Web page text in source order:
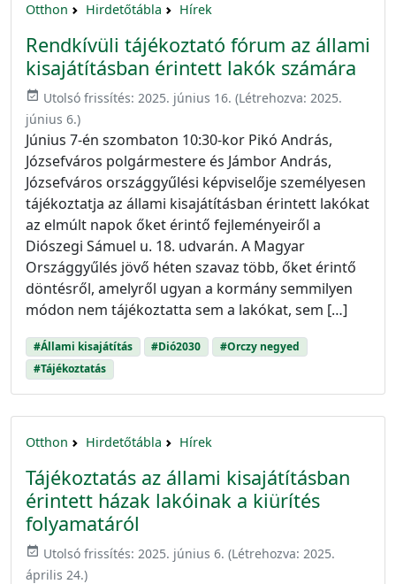
Otthon Hirdetőtábla Hírek
Rendkívüli tájékoztató fórum az állami
kisajátításban érintett lakók számára
event_available Utolsó frissítés: 2025. június 16. (Létrehozva: 2025.
június 6.)
Június 7-én szombaton 10:30-kor Pikó András,
Józsefváros polgármestere és Jámbor András,
Józsefváros országgyűlési képviselője személyesen
tájékoztatja az állami kisajátításban érintett lakókat
az elmúlt napok őket érintő fejleményeiről a
Diószegi Sámuel u. 18. udvarán. A Magyar
Országgyűlés jövő héten szavaz több, őket érintő
döntésről, amelyről ugyan a kormány semmilyen
módon nem tájékoztatta sem a lakókat, sem […]
#Állami kisajátítás #Dió2030
#Orczy negyed
#Tájékoztatás
Otthon Hirdetőtábla Hírek
Tájékoztatás az állami kisajátításban
érintett házak lakóinak a kiürítés
folyamatáról
event_available Utolsó frissítés: 2025. június 6. (Létrehozva: 2025.
április 24.)